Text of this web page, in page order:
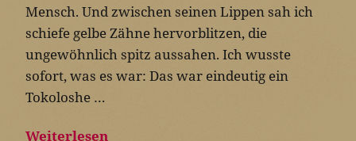
Mensch. Und zwischen seinen Lippen sah ich
schiefe gelbe Zähne hervorblitzen, die
ungewöhnlich spitz aussahen. Ich wusste
sofort, was es war: Das war eindeutig ein
Tokoloshe …
Weiterlesen